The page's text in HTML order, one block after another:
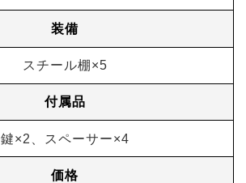
装備
スチール棚×5
付属品
鍵×2、スペーサー×4
価格